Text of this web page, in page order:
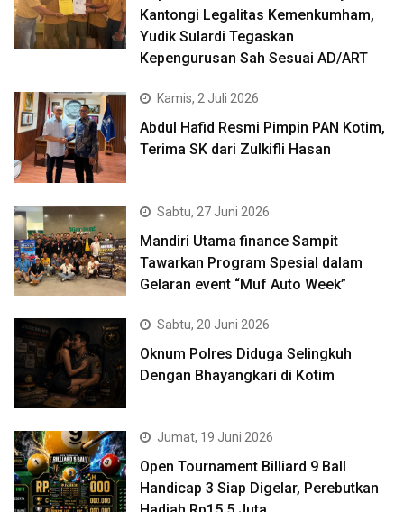
Kantongi Legalitas Kemenkumham,
Yudik Sulardi Tegaskan
Kepengurusan Sah Sesuai AD/ART
Kamis, 2 Juli 2026
Abdul Hafid Resmi Pimpin PAN Kotim,
Terima SK dari Zulkifli Hasan
Sabtu, 27 Juni 2026
Mandiri Utama finance Sampit
Tawarkan Program Spesial dalam
Gelaran event “Muf Auto Week”
Sabtu, 20 Juni 2026
Oknum Polres Diduga Selingkuh
Dengan Bhayangkari di Kotim
Jumat, 19 Juni 2026
Open Tournament Billiard 9 Ball
Handicap 3 Siap Digelar, Perebutkan